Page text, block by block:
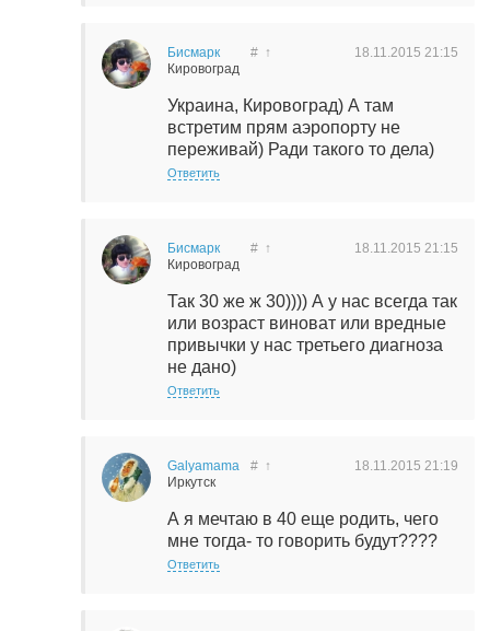
Бисмарк
Кировоград
18.11.2015 21:15
# ↑
Украина, Кировоград) А там
встретим прям аэропорту не
переживай) Ради такого то дела)
Ответить
Бисмарк
Кировоград
18.11.2015 21:15
# ↑
Так 30 же ж 30)))) А у нас всегда так
или возраст виноват или вредные
привычки у нас третьего диагноза
не дано)
Ответить
Galyamama
Иркутск
18.11.2015 21:19
# ↑
А я мечтаю в 40 еще родить, чего
мне тогда- то говорить будут????
Ответить